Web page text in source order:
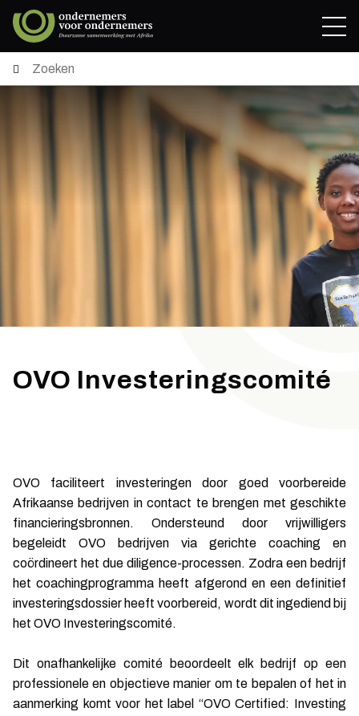
OVO Investeringscomité
OVO faciliteert investeringen door goed voorbereide
Afrikaanse bedrijven in contact te brengen met geschikte
financieringsbronnen. Ondersteund door vrijwilligers
begeleidt OVO bedrijven via gerichte coaching en
coördineert het due diligence-processen. Zodra een bedrijf
het coachingprogramma heeft afgerond en een definitief
investeringsdossier heeft voorbereid, wordt dit ingediend bij
het OVO Investeringscomité.
Dit onafhankelijke comité beoordeelt elk bedrijf op een
professionele en objectieve manier om te bepalen of het in
aanmerking komt voor het label “OVO Certified: Investing